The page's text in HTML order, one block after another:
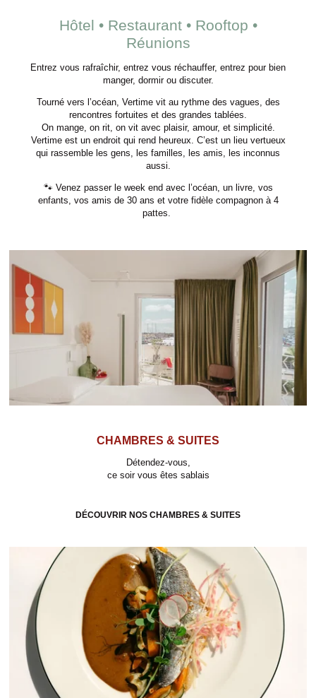
Hôtel • Restaurant • Rooftop •
Réunions
Entrez vous rafraîchir, entrez vous réchauffer, entrez pour bien
manger, dormir ou discuter.
Tourné vers l’océan, Vertime vit au rythme des vagues, des
rencontres fortuites et des grandes tablées.
On mange, on rit, on vit avec plaisir, amour, et simplicité.
Vertime est un endroit qui rend heureux. C’est un lieu vertueux
qui rassemble les gens, les familles, les amis, les inconnus
aussi.
🐾 Venez passer le week end avec l’océan, un livre, vos
enfants, vos amis de 30 ans et votre fidèle compagnon à 4
pattes.
CHAMBRES & SUITES
Détendez-vous,
ce soir vous êtes sablais
DÉCOUVRIR NOS CHAMBRES & SUITES